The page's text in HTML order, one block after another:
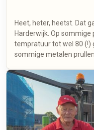
Heet, heter, heetst. Dat
Harderwijk. Op
tempratuur tot wel 80 (!)
sommige metalen